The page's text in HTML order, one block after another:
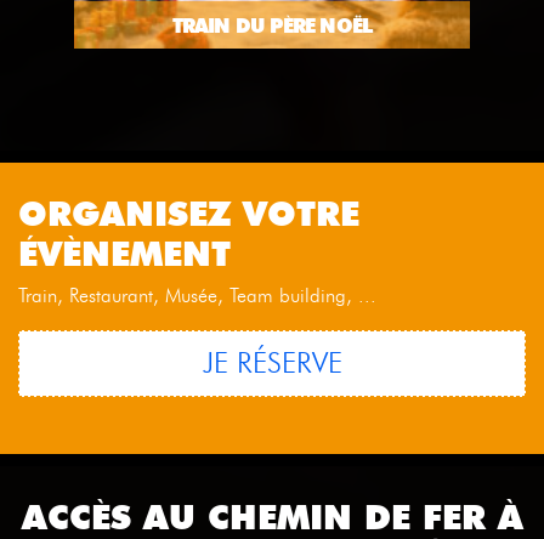
TRAIN DU PÈRE NOËL
ORGANISEZ VOTRE
ÉVÈNEMENT
Train, Restaurant, Musée, Team building, ...
JE RÉSERVE
ACCÈS AU CHEMIN DE FER À